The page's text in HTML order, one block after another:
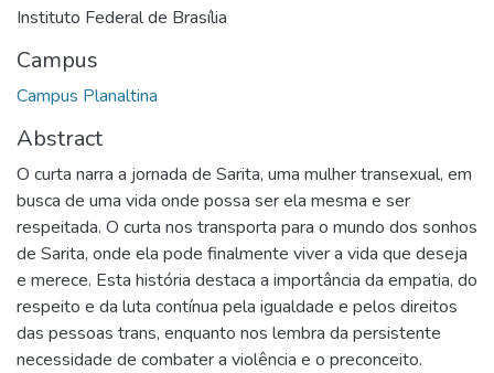
Instituto Federal de Brasília
Campus
Campus Planaltina
Abstract
O curta narra a jornada de Sarita, uma mulher transexual, em
busca de uma vida onde possa ser ela mesma e ser
respeitada. O curta nos transporta para o mundo dos sonhos
de Sarita, onde ela pode finalmente viver a vida que deseja
e merece. Esta história destaca a importância da empatia, do
respeito e da luta contínua pela igualdade e pelos direitos
das pessoas trans, enquanto nos lembra da persistente
necessidade de combater a violência e o preconceito.